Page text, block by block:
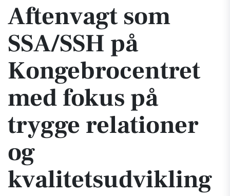
Aftenvagt som
SSA/SSH på
Kongebrocentret
med fokus på
trygge relationer
og
kvalitetsudvikling